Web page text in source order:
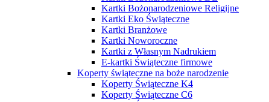
Kartki Bożonarodzeniowe Religijne
Kartki Eko Świąteczne
Kartki Branżowe
Kartki Noworoczne
Kartki z Własnym Nadrukiem
E-kartki Świąteczne firmowe
Koperty świąteczne na boże narodzenie
Koperty Świąteczne K4
Koperty Świąteczne C6